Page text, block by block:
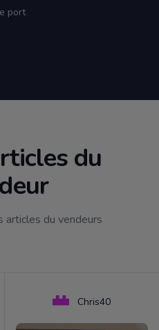
port
du
articles du vendeurs
Chris40